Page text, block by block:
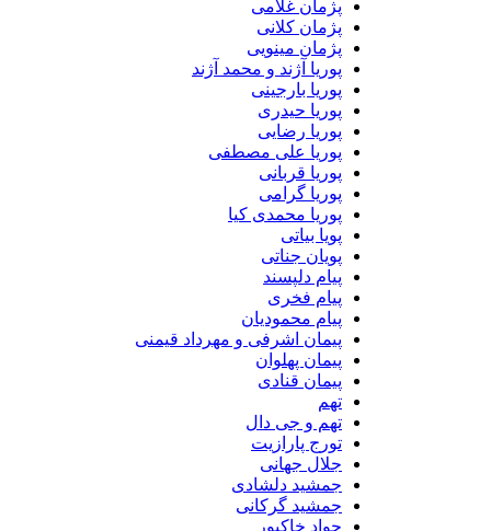
پژمان غلامی
پژمان کلانی
پژمان مینویی
پوریا آژند و محمد آژند
پوریا بارجینی
پوریا حیدری
پوریا رضایی
پوریا علی مصطفی
پوریا قربانی
پوریا گرامی
پوریا محمدی کیا
پویا بیاتی
پویان جناتی
پیام دلپسند
پیام فخری
پیام محمودیان
پیمان اشرفی و مهرداد قیمنی
پیمان پهلوان
پیمان قنادی
تهم
تهم و جی دال
تورج پارازیت
جلال جهانی
جمشید دلشادی
جمشید گرکانی
جواد خاکپور